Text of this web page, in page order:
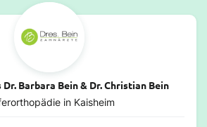
Barbara Bein & Dr. Christian Bein
in Kaisheim